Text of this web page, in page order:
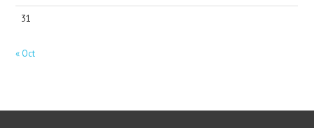
31
« Oct